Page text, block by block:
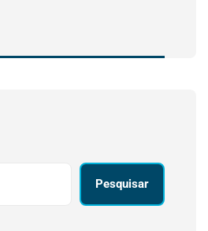
Pesquisar